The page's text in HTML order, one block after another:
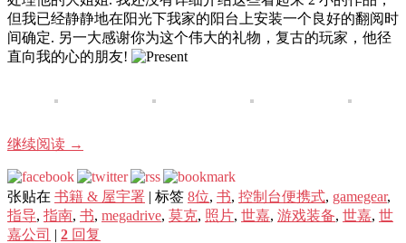
但我已经静静地在阳光下我家的阳台上安装一个良好的翻阅时
间确定. 另一大感谢你为这个伟大的礼物，复古的玩家，他径
直向我的心的朋友!
继续阅读 →
张贴在 书籍 & 屋宇署 | 标签 8位, 书, 控制台便携式, gamegear,
指导, 指南, 书, megadrive, 莫克, 照片, 世嘉, 游戏装备, 世嘉, 世
嘉公司 | 2 回复